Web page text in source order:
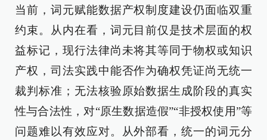
当前，词元赋能数据产权制度建设仍面临双重
约束。从内在看，词元目前仅是技术层面的权
益标记，现行法律尚未将其等同于物权或知识
产权，司法实践中能否作为确权凭证尚无统一
裁判标准；无法核验原始数据生成阶段的真实
性与合法性，对“原生数据造假”“非授权使用”等
问题难以有效应对。从外部看，统一的词元分